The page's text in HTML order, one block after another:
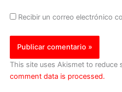
Recibir un correo electrónico
This site uses Akismet to reduce
comment data is processed.